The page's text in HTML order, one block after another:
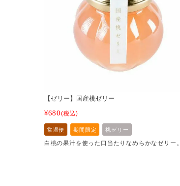
【ゼリー】国産桃ゼリー
¥680 税込
常温便 期間限定 桃ゼリー
白桃の果汁を使った口当たりなめらかなゼリー。